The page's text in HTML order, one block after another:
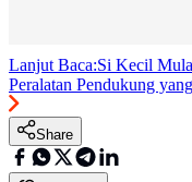
Lanjut Baca:Si Kecil
Peralatan Pendukung
Share